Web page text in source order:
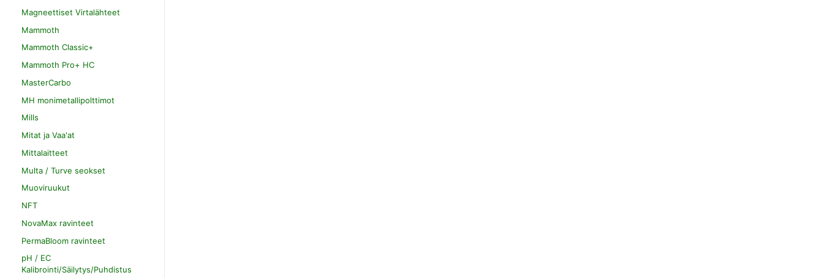
Magneettiset Virtalähteet
Mammoth
Mammoth Classic+
Mammoth Pro+ HC
MasterCarbo
MH monimetallipolttimot
Mills
Mitat ja Vaa'at
Mittalaitteet
Multa / Turve seokset
Muoviruukut
NFT
NovaMax ravinteet
PermaBloom ravinteet
pH / EC
Kalibrointi/Säilytys/Puhdistus